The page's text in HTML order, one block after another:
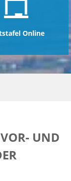
Online
UND